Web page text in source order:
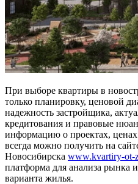
При выборе квартиры в
только планировку, ценовой
надежность застройщика,
кредитования и правовые
информацию о проектах, ценах
всегда можно получить на
Новосибирска www.kvartiry-ot-
платформа для анализа рынка
варианта жилья.